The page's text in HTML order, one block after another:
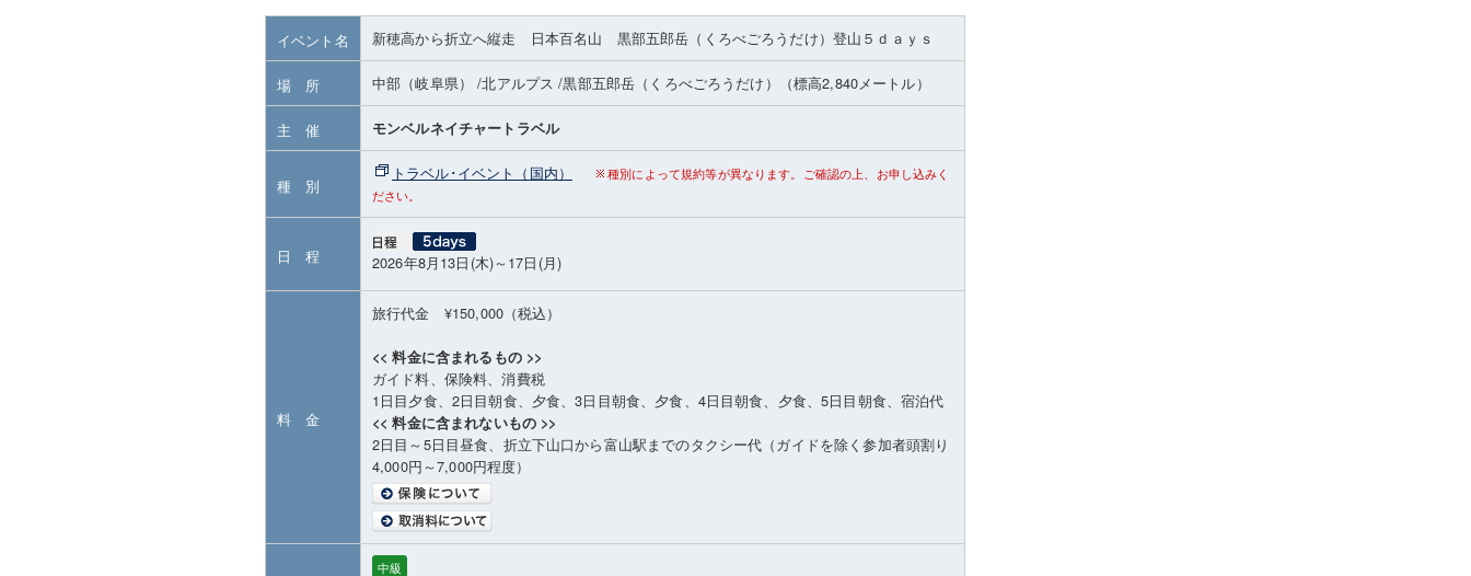
イベント名 新穂高から折立へ縦走 日本百名山 黒部五郎岳（くろべごろうだけ）登山５ｄａｙｓ
場 所 中部（岐阜県） /北アルプス /黒部五郎岳（くろべごろうだけ） （標高2,840メートル）
主 催 モンベルネイチャートラベル
種 別
トラベル･イベント（国内）
種別によって規約等が異なります。ご確認の上、お申し込みく
ださい。
日 程 2026年8月13日(木)～17日(月)
料 金
旅行代金 ¥150,000（税込）
<< 料金に含まれるもの >>
ガイド料、保険料、消費税
1日目夕食、2日目朝食、夕食、3日目朝食、夕食、4日目朝食、夕食、5日目朝食、宿泊代
<< 料金に含まれないもの >>
2日目～5日目昼食、折立下山口から富山駅までのタクシー代（ガイドを除く参加者頭割り
4,000円～7,000円程度）
中級